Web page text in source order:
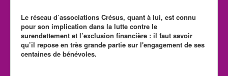
Le réseau d’associations Crésus, quant à lui, est connu
pour son implication dans la lutte contre le
surendettement et l’exclusion financière : il faut savoir
qu’il repose en très grande partie sur l'engagement de ses
centaines de bénévoles.